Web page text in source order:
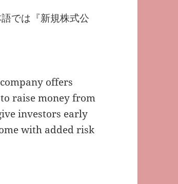
では『新規株式公
offers
raise money from
investors early
with added risk